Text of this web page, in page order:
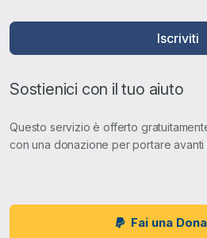
Iscriviti
Sostienici con il tuo aiuto
Questo servizio è offerto
con una donazione per portare
Fai una